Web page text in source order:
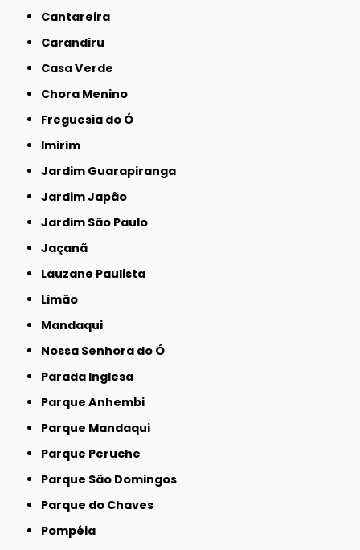
Cantareira
Carandiru
Casa Verde
Chora Menino
Freguesia do Ó
Imirim
Jardim Guarapiranga
Jardim Japão
Jardim São Paulo
Jaçanã
Lauzane Paulista
Limão
Mandaqui
Nossa Senhora do Ó
Parada Inglesa
Parque Anhembi
Parque Mandaqui
Parque Peruche
Parque São Domingos
Parque do Chaves
Pompéia